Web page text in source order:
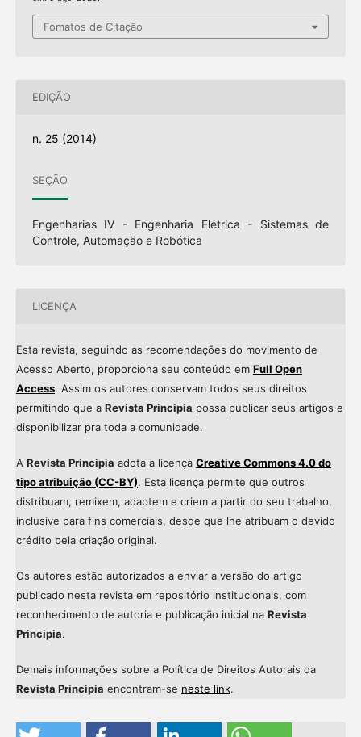
Fomatos de Citação
EDIÇÃO
n. 25 (2014)
SEÇÃO
Engenharias IV - Engenharia Elétrica - Sistemas de
Controle, Automação e Robótica
LICENÇA
Esta revista, seguindo as recomendações do movimento de
Acesso Aberto, proporciona seu conteúdo em Full Open
Access. Assim os autores conservam todos seus direitos
permitindo que a Revista Principia possa publicar seus artigos e
disponibilizar pra toda a comunidade.
A Revista Principia adota a licença Creative Commons 4.0 do
tipo atribuição (CC-BY). Esta licença permite que outros
distribuam, remixem, adaptem e criem a partir do seu trabalho,
inclusive para fins comerciais, desde que lhe atribuam o devido
crédito pela criação original.
Os autores estão autorizados a enviar a versão do artigo
publicado nesta revista em repositório institucionais, com
reconhecimento de autoria e publicação inicial na Revista
Principia.
Demais informações sobre a Política de Direitos Autorais da
Revista Principia encontram-se neste link.